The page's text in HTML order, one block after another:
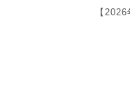
【